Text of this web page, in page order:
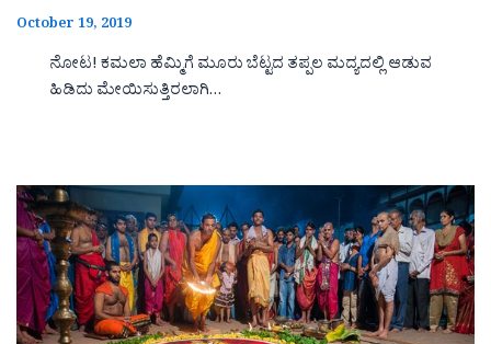
October 19, 2019
ನೋಟ! ಕಮಲಾ ಹೆಮ್ಮಿಗೆ ಮೂರು ಬೆಟ್ಟದ ತಪ್ಪಲ ಮದ್ಯದಲ್ಲಿ ಆಡುವ
ಹಿಡಿದು ಮೇಯಿಸುತ್ತಿರಲಾಗಿ…